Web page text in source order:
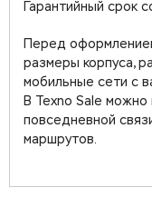
Гарантийный срок
Перед
размеры корпуса,
мобильные сети с
В Texno Sale можно
повседневной
маршрутов.